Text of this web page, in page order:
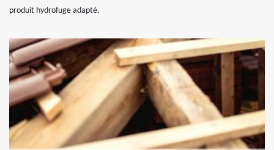
produit hydrofuge adapté.